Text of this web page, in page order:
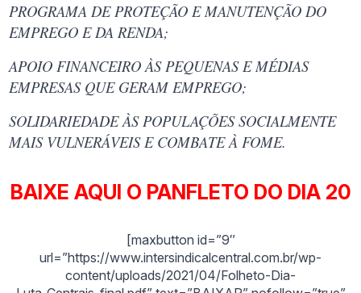
PROGRAMA DE PROTEÇÃO E MANUTENÇÃO DO
EMPREGO E DA RENDA;
APOIO FINANCEIRO ÀS PEQUENAS E MÉDIAS
EMPRESAS QUE GERAM EMPREGO;
SOLIDARIEDADE ÀS POPULAÇÕES SOCIALMENTE
MAIS VULNERÁVEIS E COMBATE À FOME.
BAIXE AQUI O PANFLETO DO DIA 20
[maxbutton id=”9″
url=”https://www.intersindicalcentral.com.br/wp-
content/uploads/2021/04/Folheto-Dia-